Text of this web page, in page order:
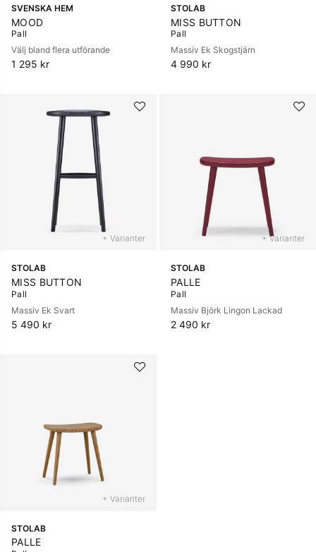
SVENSKA HEM
MOOD
Pall
Välj bland flera utförande
1 295 kr
STOLAB
MISS BUTTON
Pall
Massiv Ek Skogstjärn
4 990 kr
+ Varianter
STOLAB
MISS BUTTON
Pall
Massiv Ek Svart
5 490 kr
+ Varianter
STOLAB
PALLE
Pall
Massiv Björk Lingon Lackad
2 490 kr
+ Varianter
STOLAB
PALLE